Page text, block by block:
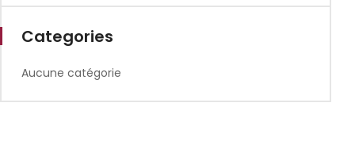
Categories
Aucune catégorie